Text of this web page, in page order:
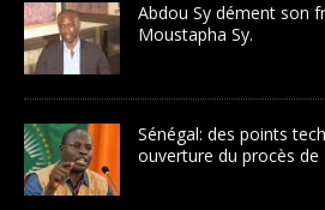
Abdou Sy dément son
Moustapha Sy.
Sénégal: des points
ouverture du procès de